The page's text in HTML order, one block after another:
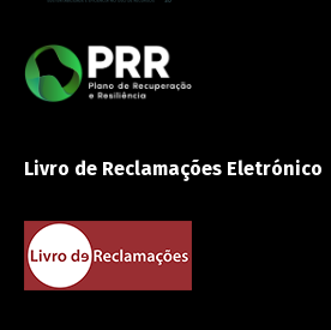
Livro de Reclamações Eletrónico